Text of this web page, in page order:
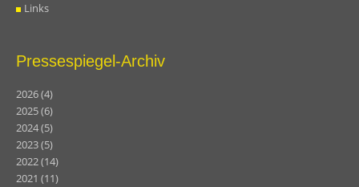
Links
Pressespiegel-Archiv
2026(4)
2025(6)
2024(5)
2023(5)
2022(14)
2021 (11)